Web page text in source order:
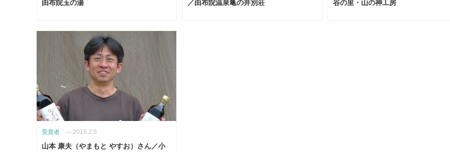
由布院玉の湯
／由布院温泉亀の井別荘
谷の里・山の神工房
受賞者 — 2015.2.5
山本 康夫（やまもと やすお）さん／小